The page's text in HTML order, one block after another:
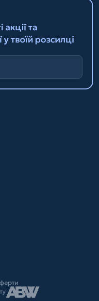
акції та
твоїй розсилці